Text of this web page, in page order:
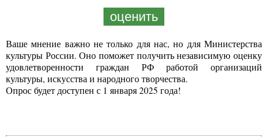
оценить
Ваше мнение важно не только для нас, но для Министерства
культуры России. Оно поможет получить независимую оценку
удовлетворенности граждан РФ работой организаций
культуры, искусства и народного творчества.
Опрос будет доступен с 1 января 2025 года!